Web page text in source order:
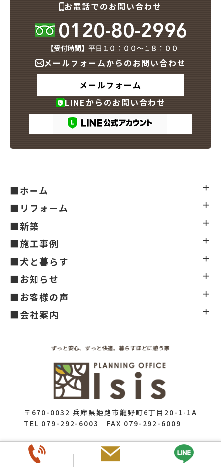
お電話でのお問い合わせ
メールフォームからのお問い合わせ
メールフォーム
LINEからのお問い合わせ
■ホーム
■リフォーム
■新築
■施工事例
■犬と暮らす
■お知らせ
■お客様の声
■会社案内
〒670-0032 兵庫県姫路市龍野町6丁目20-1-1A
TEL 079-292-6003 FAX 079-292-6009